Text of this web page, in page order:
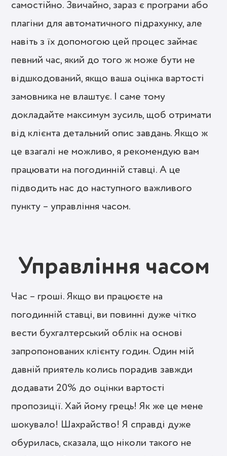
самостійно. Звичайно, зараз є програми або
плагіни для автоматичного підрахунку, але
навіть з їх допомогою цей процес займає
певний час, який до того ж може бути не
відшкодований, якщо ваша оцінка вартості
замовника не влаштує. І саме тому
докладайте максимум зусиль, щоб отримати
від клієнта детальний опис завдань. Якщо ж
це взагалі не можливо, я рекомендую вам
працювати на погодинній ставці. А це
підводить нас до наступного важливого
пункту – управління часом.
Управління часом
Час – гроші. Якщо ви працюєте на
погодинній ставці, ви повинні дуже чітко
вести бухгалтерський облік на основі
запропонованих клієнту годин. Один мій
давній приятель колись порадив завжди
додавати 20% до оцінки вартості
пропозиції. Хай йому грець! Як же це мене
шокувало! Шахрайство! Я справді дуже
обурилась, сказала, що ніколи такого не